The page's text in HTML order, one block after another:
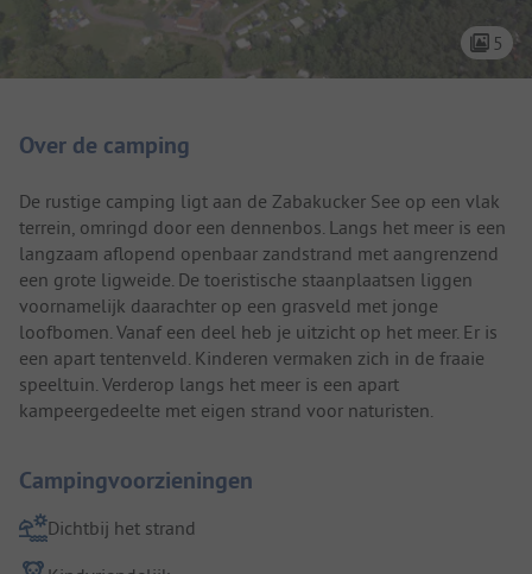
5
Over de camping
De rustige camping ligt aan de Zabakucker See op een vlak
terrein, omringd door een dennenbos. Langs het meer is een
langzaam aflopend openbaar zandstrand met aangrenzend
een grote ligweide. De toeristische staanplaatsen liggen
voornamelijk daarachter op een grasveld met jonge
loofbomen. Vanaf een deel heb je uitzicht op het meer. Er is
een apart tentenveld. Kinderen vermaken zich in de fraaie
speeltuin. Verderop langs het meer is een apart
kampeergedeelte met eigen strand voor naturisten.
Campingvoorzieningen
Dichtbij het strand